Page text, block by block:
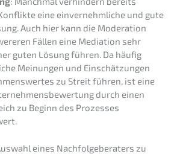
eine einver­nehm­li­che und gute
Auch hier kann die Modera­ti­on
Fällen eine Media­ti­on sehr
guten Lösung führen. Da häufig
Meinun­gen und Einschät­zun­gen
zu Streit führen, ist eine
durch einen
zu Beginn des Prozes­ses
eines Nachfol­ge­be­ra­ters zu